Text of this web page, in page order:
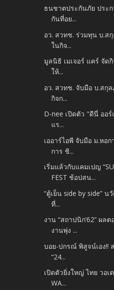
ธนชาตประกันภัย ประก
กันที่อย...
อว. สวทช. ร่วมทุน บ.ส
ในกิจ...
มูลนิธิ เมเจอร์ แคร์ จัด
ให้...
อว. สวทช. จับมือ บ.สกุ
กิจก...
D-nee เปิดตัว "ดีนี่ อ
แร...
เออาร์ไอพี จับมือ ม.หอ
การ ชิ...
เริ่มแล้วกับแคมเปญ
FEST ช้อปสน...
“ตู้เย็น side by side”
ที่...
งาน “สถาปนิก’62” ผล
งานพุ่ง ...
บอย-ปกรณ์ พิสูจน์เอง!!
“24...
เปิดตัวยิ่งใหญ่ ไทย วอเ
WA...